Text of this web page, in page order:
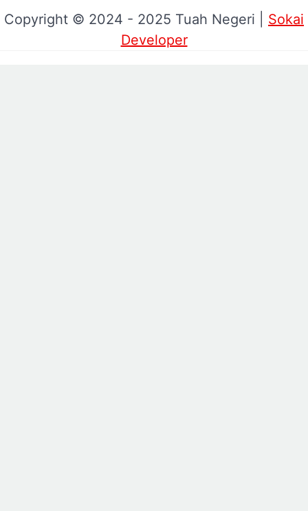
Copyright © 2024 - 2025 Tuah Negeri | Sokai
Developer